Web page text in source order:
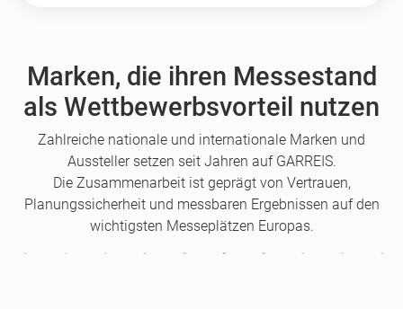
Marken, die ihren Messestand
als Wettbewerbsvorteil nutzen
Zahlreiche nationale und internationale Marken und
Aussteller setzen seit Jahren auf GARREIS.
Die Zusammenarbeit ist geprägt von Vertrauen,
Planungssicherheit und messbaren Ergebnissen auf den
wichtigsten Messeplätzen Europas.